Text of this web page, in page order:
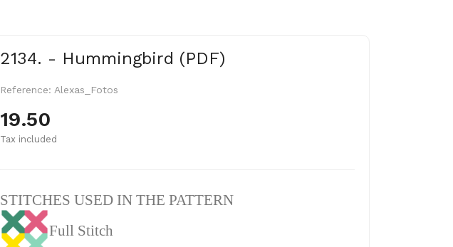
2134. - Hummingbird (PDF)
Reference: Alexas_Fotos
19.50
Tax included
STITCHES USED IN THE PATTERN
Full Stitch